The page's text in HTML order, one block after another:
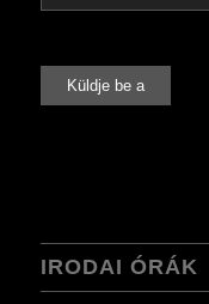
IRODAI ÓRÁK